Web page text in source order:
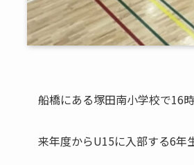
船橋にある塚田南小学校で16
来年度からU15に入部する6年